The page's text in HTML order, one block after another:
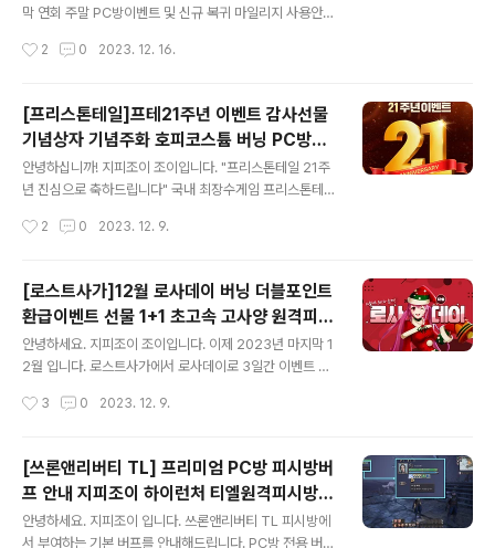
엄 PC방 15가지 이벤트 안내 1. 피시방 전용무기대여 NP
여 모든 재능의 무기를 다양하게 사용가능 2. PC방 전용
막 연회 주말 PC방이벤트 및 신규 복귀 마일리지 사용안내
하여 안내해드립니다. 첫번째 칼페온연회 흑정령 버프, 10
200% UP 생활경험치 100% UP, 아이템 획득률 100%
UP 두번째 흑정령과 함께 따뜻한 칼페온 연회, 23년 12월
13일 부터 ~ 2023년 12월27일 까지 이벤트 기간 중 언
제 어디서든 간편하게! 흑정령(/)을 불러 기운 10을 특별한
분 버프효과 : 아이템 획득 확률 20%UP, 전..
2 0 2023. 12. 16.
[프리스톤테일]프테21주년 이벤트 감사선물
기념상자 기념주화 호피코스튬 버닝 PC방혜
택 한정판매아이템 M캐시지급 원격피시방 지
피방 지피조이?
안녕하십니까! 지피조이 조이입니다. "프리스톤테일 21주
년 진심으로 축하드립니다" 국내 최장수게임 프리스톤테일
이벤트는 처음인듯합니다. 퇴근하시고 집에서 해보세요.
복귀하셨네요. 이벤트기간 : 2023년 11월 16일 ~ 2023
년 12월 21일 정기 점검 전 까지 프리스톤테일 21주년 이
벤트기간 프리미엄 PC방 혜택 이벤트 기간 동안 프리미엄
PC방 가맹점에서 플레이하시면 버밍 혜택이 24시간 유지
됨. 복귀하셔서 초고속 레벨업 해보시길 바랍니다. 프테 21
마을 리본호피 NPC에게 "21주년을 축하합니다. 행님"라
2 0 2023. 12. 9.
[로스트사가]12월 로사데이 버닝 더블포인트
환급이벤트 선물 1+1 초고속 고사양 원격피시
방 집피방 지피조이?
안녕하세요. 지피조이 조이입니다. 이제 2023년 마지막 1
2월 입니다. 로스트사가에서 로사데이로 3일간 이벤트 진
다. 이벤트기간 : 12월 08일 00시부터 ~ 12월10일 24시
택적용 보너스골드로 구매하신 금액에 대해서는 캐시백이
적용되지 않음 보너스골드로 돌려드리고, 보너스골드는 획
득일로부터 3일 후 삭제 M코인 2배지급, PC방에서 접속
하면 4배 지급 친구에게 선물하면 나에게도 동일한 상품
지급 금주의 상품, 프리미엄 상품, 비밀상점 등 일부 상품은
3 0 2023. 12. 9.
[쓰론앤리버티 TL] 프리미엄 PC방 피시방버
프 안내 지피조이 하이런처 티엘원격피시방
집피방 지피방 안내. 어디서든 플레이 가능합
안녕하세요. 지피조이 입니다. 쓰론앤리버티 TL 피시방에
서 부여하는 기본 버프를 안내해드립니다. PC방 전용 버프